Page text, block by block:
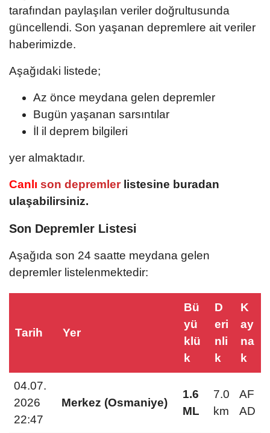
tarafından paylaşılan veriler doğrultusunda
güncellendi. Son yaşanan depremlere ait veriler
haberimizde.
Aşağıdaki listede;
Az önce meydana gelen depremler
Bugün yaşanan sarsıntılar
İl il deprem bilgileri
yer almaktadır.
Canlı son depremler listesine buradan
ulaşabilirsiniz.
Son Depremler Listesi
Aşağıda son 24 saatte meydana gelen
depremler listelenmektedir:
Tarih Yer
Bü
yü
klü
k
D
eri
nli
k
K
ay
na
k
04.07.
2026
22:47
Merkez (Osmaniye)
1.6
ML
7.0
km
AF
AD